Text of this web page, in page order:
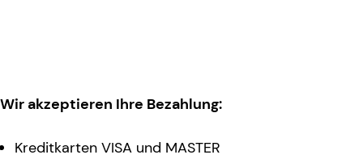
Wir akzeptieren Ihre Bezahlung:
Kreditkarten VISA und MASTER